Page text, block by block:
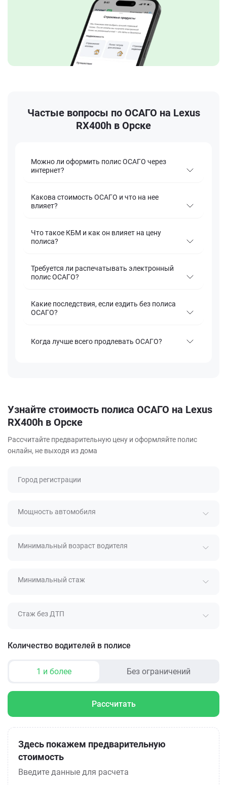
Частые вопросы по ОСАГО на Lexus
RX400h в Орске
Можно ли оформить полис ОСАГО через
интернет?
Какова стоимость ОСАГО и что на нее
влияет?
Что такое КБМ и как он влияет на цену
полиса?
Требуется ли распечатывать электронный
полис ОСАГО?
Какие последствия, если ездить без полиса
ОСАГО?
Когда лучше всего продлевать ОСАГО?
Узнайте стоимость полиса ОСАГО на Lexus
RX400h в Орске
Рассчитайте предварительную цену и оформляйте полис
онлайн, не выходя из дома
Город регистрации
Мощность автомобиля
Минимальный возраст водителя
Минимальный стаж
Стаж без ДТП
Количество водителей в полисе
1 и более Без ограничений
Рассчитать
Здесь покажем предварительную
стоимость
Введите данные для расчета